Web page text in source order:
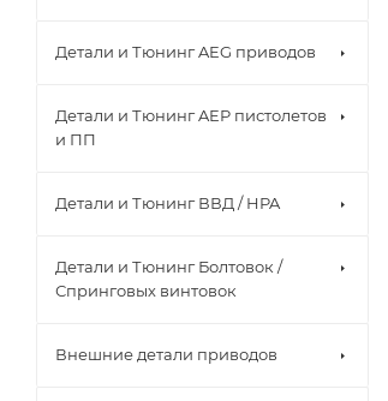
Детали и Тюнинг AEG приводов
Детали и Тюнинг AEP пистолетов
и ПП
Детали и Тюнинг ВВД / HPA
Детали и Тюнинг Болтовок /
Спринговых винтовок
Внешние детали приводов